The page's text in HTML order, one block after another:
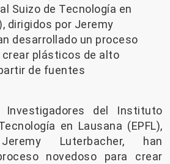
Suizo de Tecnología en
dirigidos por Jeremy
desarrollado un proceso
crear plásticos de alto
de fuentes
Investigadores del Instituto
en Lausana (EPFL),
Luterbacher, han
novedoso para crear